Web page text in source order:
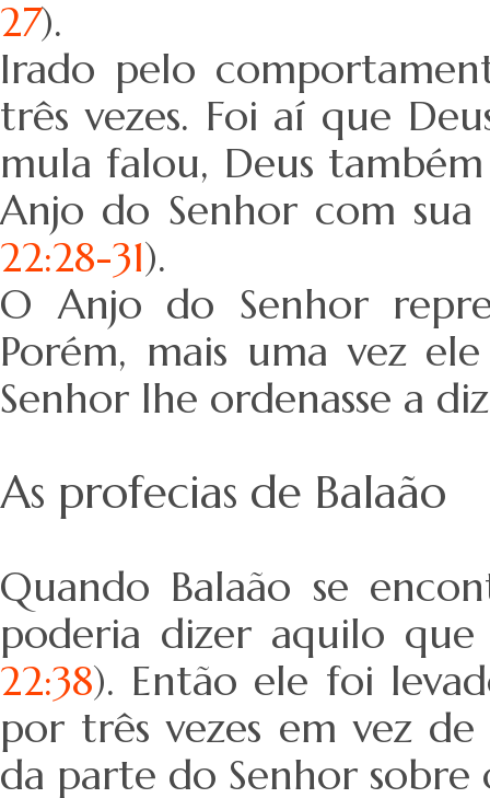
27).
Irado pelo
três vezes. Foi aí que
mula falou, Deus
Anjo do Senhor com sua
22:28-31).
O Anjo do Senhor
Porém, mais uma vez
Senhor lhe ordenasse a
As profecias de Balaão
Quando Balaão se
poderia dizer aquilo
22:38). Então ele foi
por três vezes em vez
da parte do Senhor sobre